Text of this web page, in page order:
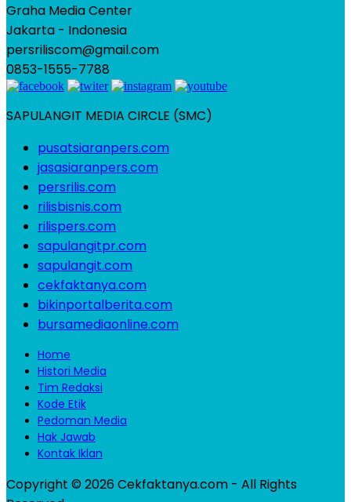
Graha Media Center
Jakarta - Indonesia
persriliscom@gmail.com
0853-1555-7788
SAPULANGIT MEDIA CIRCLE (SMC)
pusatsiaranpers.com
jasasiaranpers.com
persrilis.com
rilisbisnis.com
rilispers.com
sapulangitpr.com
sapulangit.com
cekfaktanya.com
bikinportalberita.com
bursamediaonline.com
Home
Histori Media
Tim Redaksi
Kode Etik
Pedoman Media
Hak Jawab
Kontak Iklan
Copyright © 2026 Cekfaktanya.com - All Rights